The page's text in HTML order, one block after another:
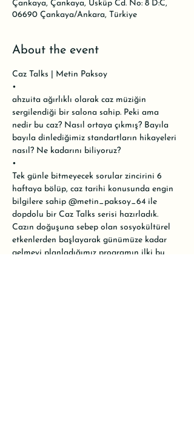
Çankaya, Çankaya, Üsküp Cd. No: 8 D:C,
06690 Çankaya/Ankara, Türkiye
About the event
Caz Talks | Metin Paksoy
•
ahzuita ağırlıklı olarak caz müziğin
sergilendiği bir salona sahip. Peki ama
nedir bu caz? Nasıl ortaya çıkmış? Bayıla
bayıla dinlediğimiz standartların hikayeleri
nasıl? Ne kadarını biliyoruz?
•
Tek günle bitmeyecek sorular zincirini 6
haftaya bölüp, caz tarihi konusunda engin
bilgilere sahip @metin_paksoy_64 ile
dopdolu bir Caz Talks serisi hazırladık.
Cazın doğuşuna sebep olan sosyokültürel
etkenlerden başlayarak günümüze kadar
gelmeyi planladığımız programın ilki bu